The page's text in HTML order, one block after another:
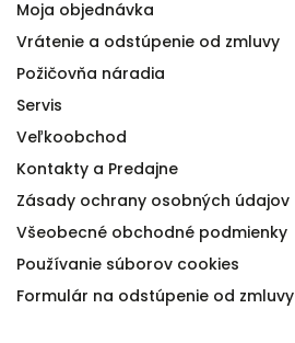
Moja objednávka
Vrátenie a odstúpenie od zmluvy
Požičovňa náradia
Servis
Veľkoobchod
Kontakty a Predajne
Zásady ochrany osobných údajov
Všeobecné obchodné podmienky
Používanie súborov cookies
Formulár na odstúpenie od zmluvy